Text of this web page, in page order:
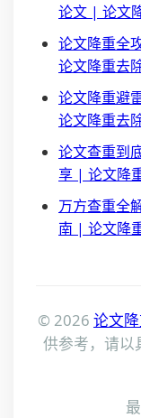
论文 | 论文
论文降重全
论文降重去
论文降重避
论文降重去
论文查重到
享 | 论文降
万方查重全
南 | 论文降
© 2026 论文
供参考，请以